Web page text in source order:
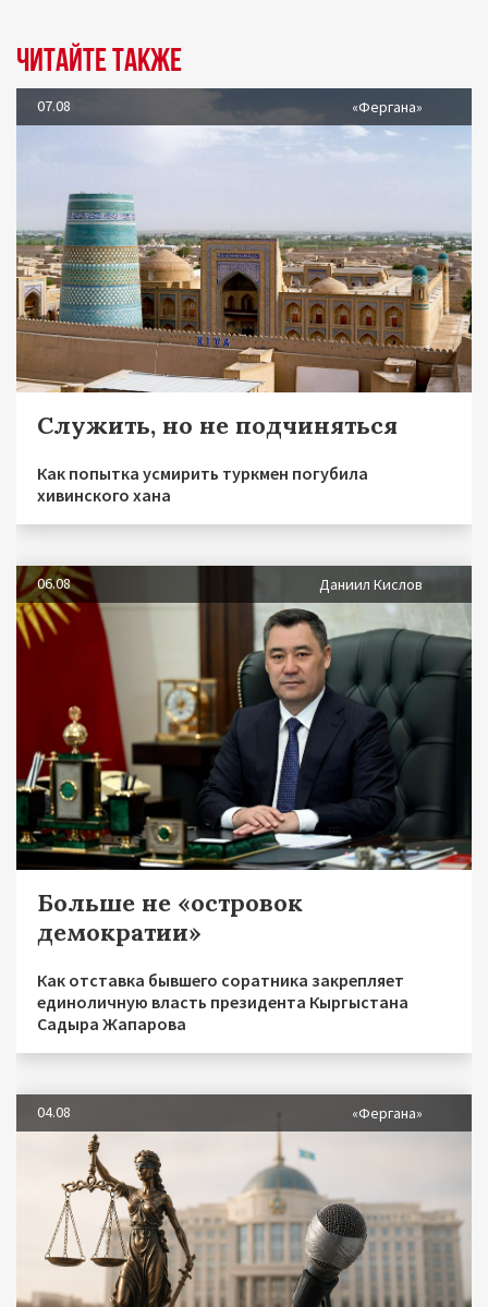
Читайте также
07.08 «Фергана»
Служить, но не подчиняться
Как попытка усмирить туркмен погубила
хивинского хана
06.08 Даниил Кислов
Больше не «островок
демократии»
Как отставка бывшего соратника закрепляет
единоличную власть президента Кыргыстана
Садыра Жапарова
04.08 «Фергана»